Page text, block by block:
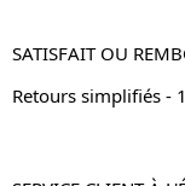
SATISFAIT OU
Retours simplifiés -